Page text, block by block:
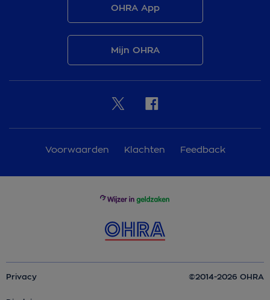
OHRA App
Mijn OHRA
Voorwaarden Klachten Feedback
Privacy ©2014-2026 OHRA